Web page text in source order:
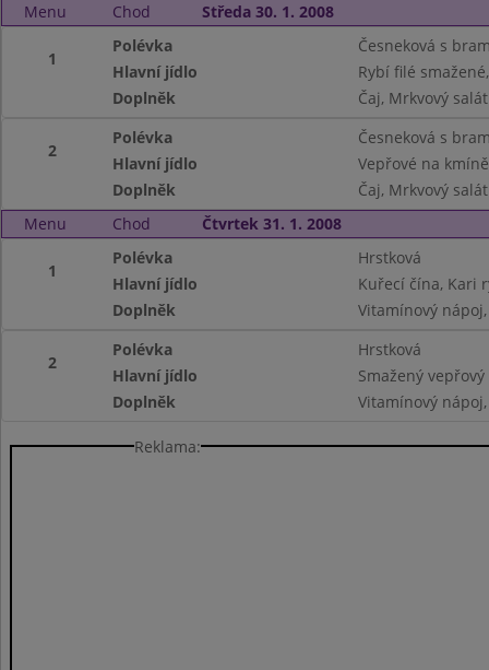
Menu
Chod Středa 30. 1. 2008
1
Polévka
Česneková s
Hlavní jídlo
Rybí filé
Doplněk
Čaj, Mrkvový salát
2
Polévka
Česneková s
Hlavní jídlo
Vepřové na
Doplněk
Čaj, Mrkvový salát
Menu
Chod Čtvrtek 31. 1. 2008
1
Polévka
Hrstková
Hlavní jídlo
Kuřecí čína, Kari
Doplněk
Vitamínový
2
Polévka
Hrstková
Hlavní jídlo
Smažený
Doplněk
Vitamínový
Reklama: